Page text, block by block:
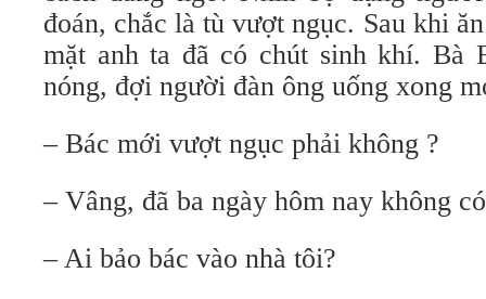
đoán, chắc là tù vượt ngục. Sau khi
mặt anh ta đã có chút sinh khí. Bà
nóng, đợi người đàn ông uống xong
– Bác mới vượt ngục phải không ?
– Vâng, đã ba ngày hôm nay không
– Ai bảo bác vào nhà tôi?